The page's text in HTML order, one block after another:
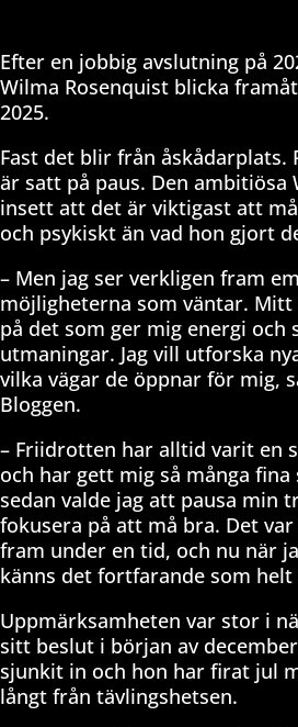
Efter en jobbig avslutning på
Wilma Rosenquist blicka
2025.
Fast det blir från
är satt på paus. Den ambitiösa
insett att det är viktigast att
och psykiskt än vad hon gjort
– Men jag ser verkligen fram
möjligheterna som väntar.
på det som ger mig energi och
utmaningar. Jag vill utforska
vilka vägar de öppnar för mig,
Bloggen.
– Friidrotten har alltid varit en
och har gett mig så många
sedan valde jag att pausa min
fokusera på att må bra. Det
fram under en tid, och nu när
känns det fortfarande som
Uppmärksamheten var stor i
sitt beslut i början av
sjunkit in och hon har firat jul
långt från tävlingshetsen.